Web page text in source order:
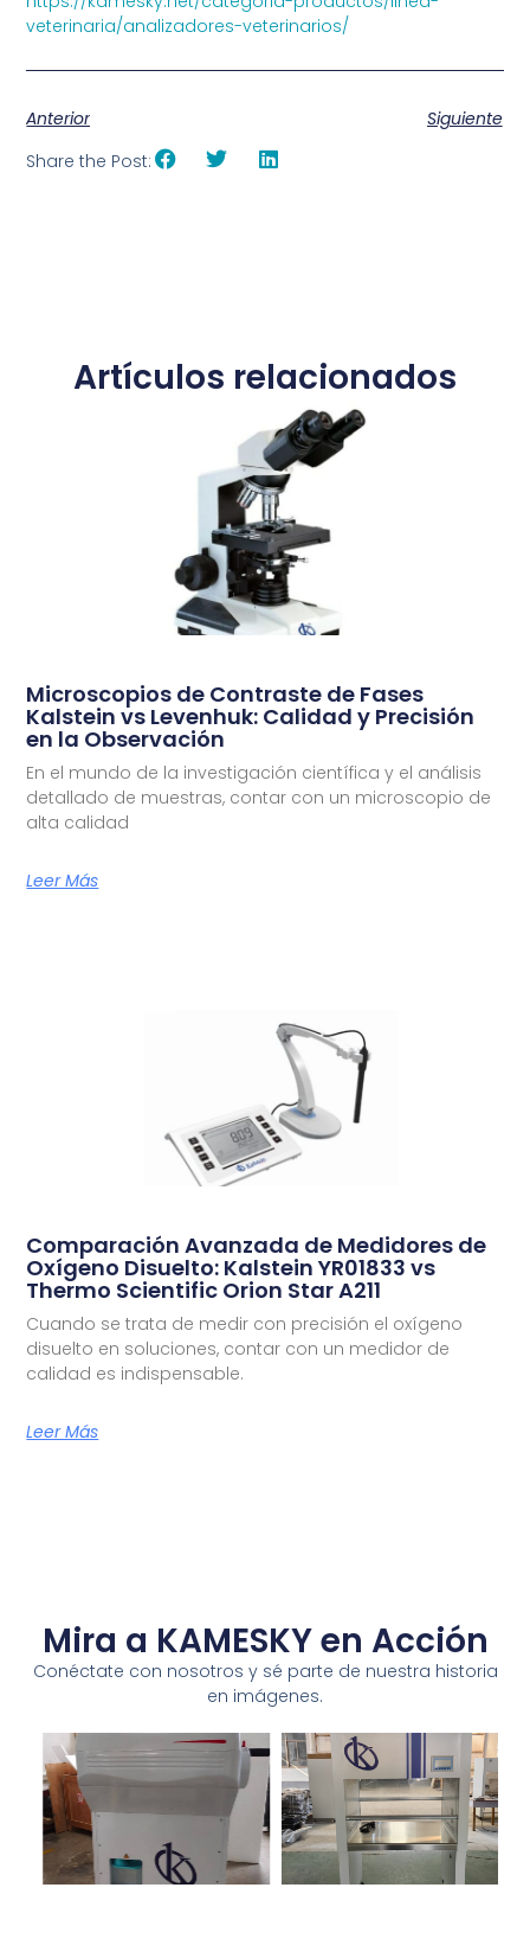
veterinaria/analizadores-veterinarios/
Anterior
Siguiente
Share the Post:
Artículos relacionados
Microscopios de Contraste de Fases
Kalstein vs Levenhuk: Calidad y Precisión
en la Observación
En el mundo de la investigación científica y el análisis
detallado de muestras, contar con un microscopio de
alta calidad
Leer Más
Comparación Avanzada de Medidores de
Oxígeno Disuelto: Kalstein YR01833 vs
Thermo Scientific Orion Star A211
Cuando se trata de medir con precisión el oxígeno
disuelto en soluciones, contar con un medidor de
calidad es indispensable.
Leer Más
Mira a KAMESKY en Acción
Conéctate con nosotros y sé parte de nuestra historia
en imágenes.